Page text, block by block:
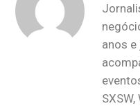
anos